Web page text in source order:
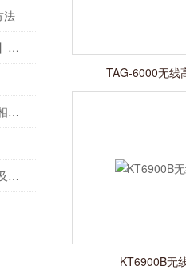
法
无线高压核相仪【上海康登电气】简介
无线高压核相仪的核相方法及核相试验
详解无线高低压核相仪使用方法及注意事项
TAG-6000无线
KT6900B无